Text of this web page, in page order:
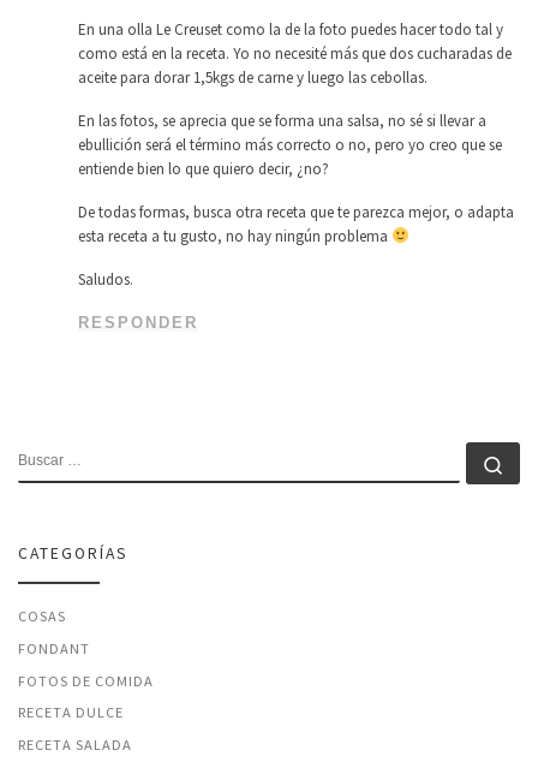
En una olla Le Creuset como la de la foto puedes hacer todo tal y
como está en la receta. Yo no necesité más que dos cucharadas de
aceite para dorar 1,5kgs de carne y luego las cebollas.
En las fotos, se aprecia que se forma una salsa, no sé si llevar a
ebullición será el término más correcto o no, pero yo creo que se
entiende bien lo que quiero decir, ¿no?
De todas formas, busca otra receta que te parezca mejor, o adapta
esta receta a tu gusto, no hay ningún problema
Saludos.
RESPONDER
BUSCAR
CATEGORÍAS
COSAS
FONDANT
FOTOS DE COMIDA
RECETA DULCE
RECETA SALADA